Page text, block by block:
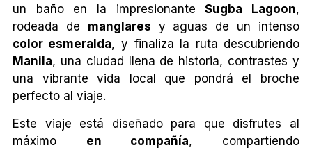
un baño en la impresionanteSugba Lagoon,
rodeada de manglares y aguas de un intenso
color esmeralda, y finaliza la ruta descubriendo
Manila, una ciudad llena de historia, contrastes y
una vibrante vida local que pondrá el broche
perfecto al viaje.
Este viaje está diseñado para que disfrutes al
máximo en compañía, compartiendo